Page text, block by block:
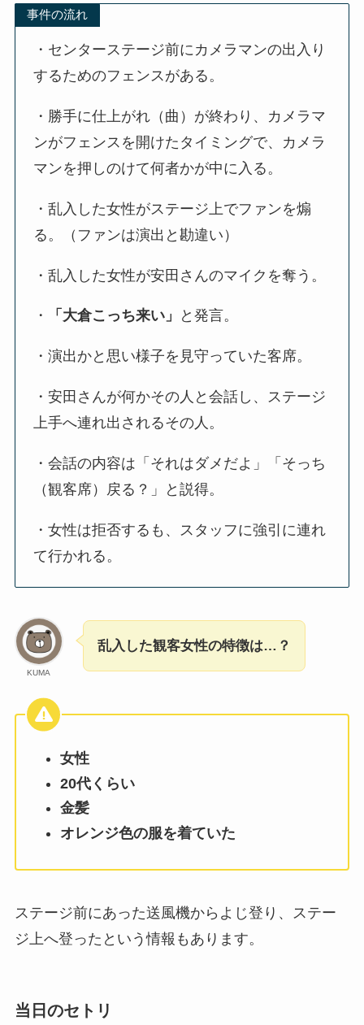
事件の流れ
・センターステージ前にカメラマンの出入り
するためのフェンスがある。
・勝手に仕上がれ（曲）が終わり、カメラマ
ンがフェンスを開けたタイミングで、カメラ
マンを押しのけて何者かが中に入る。
・乱入した女性がステージ上でファンを煽
る。（ファンは演出と勘違い）
・乱入した女性が安田さんのマイクを奪う。
・ 「大倉こっち来い」 と発言。
・演出かと思い様子を見守っていた客席。
・安田さんが何かその人と会話し、ステージ
上手へ連れ出されるその人。
・会話の内容は「それはダメだよ」「そっち
（観客席）戻る？」と説得。
・女性は拒否するも、スタッフに強引に連れ
て行かれる。
KUMA
乱入した観客女性の特徴は…？
女性
20代くらい
金髪
オレンジ色の服を着ていた
ステージ前にあった送風機からよじ登り、ステー
ジ上へ登ったという情報もあります。
当日のセトリ